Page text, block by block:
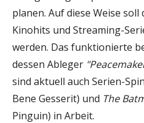
planen. Auf diese Weise soll
Kinohits und Streaming-
werden. Das funktionierte
dessen Ableger
sind aktuell auch Serien-
Bene Gesserit) und The
Pinguin) in Arbeit.